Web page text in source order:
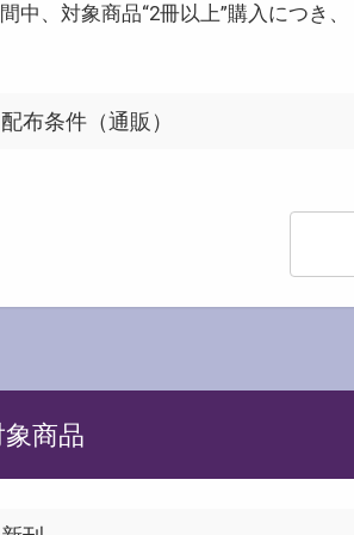
中、対象商品“2冊以上”購入につき
配布条件（通販）
象商品